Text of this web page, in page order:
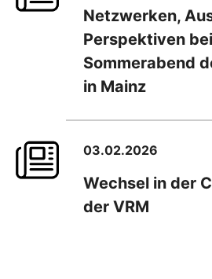
Netzwerken,
Perspektiven
Sommerabend
in Mainz
03.02.2026
Wechsel in der
der VRM